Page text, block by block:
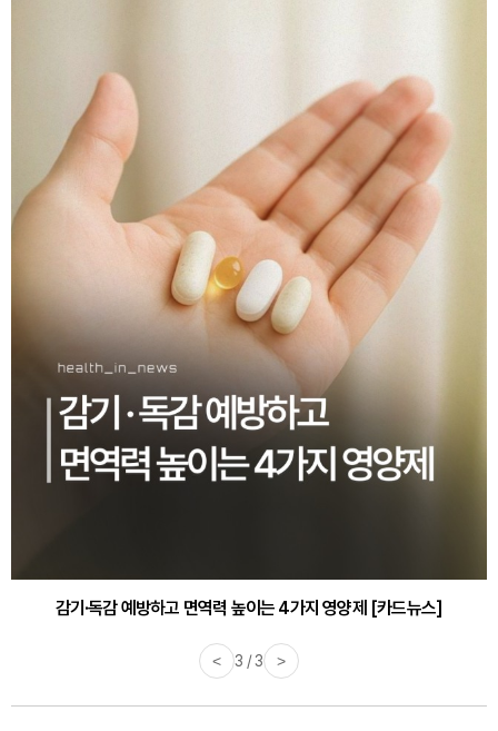
감기·독감 예방하고 면역력 높이는 4가지 영양제 [카드뉴스]
< 3 / 3 >